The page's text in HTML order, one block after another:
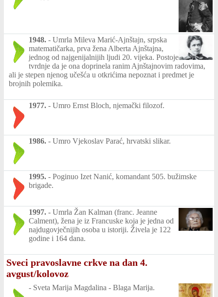
1948. - Umrla Mileva Marić-Ajnštajn, srpska
matematičarka, prva žena Alberta Ajnštajna,
jednog od najgenijalnijih ljudi 20. vijeka. Postoje
tvrdnje da je ona doprinela ranim Ajnštajnovim radovima,
ali je stepen njenog učešća u otkrićima nepoznat i predmet je
brojnih polemika.
1977. - Umro Ernst Bloch, njemački filozof.
1986. - Umro Vjekoslav Parać, hrvatski slikar.
1995. - Poginuo Izet Nanić, komandant 505. bužimske
brigade.
1997. - Umrla Žan Kalman (franc. Jeanne
Calment), žena je iz Francuske koja je jedna od
najdugovječnijih osoba u istoriji. Živela je 122
godine i 164 dana.
Sveci pravoslavne crkve na dan 4.
avgust/kolovoz
- Sveta Marija Magdalina - Blaga Marija.